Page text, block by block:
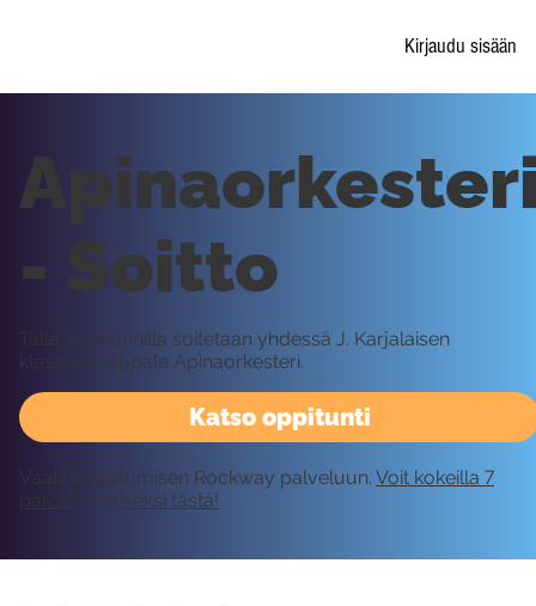
Kirjaudu sisään
Katso oppitunti
- Soitto
Tällä oppitunnilla soitetaan yhdessä J. Karjalaisen
klassikkokappale Apinaorkesteri.
Vaatii kirjautumisen Rockway palveluun. Voit kokeilla 7
päivää ilmaiseksi tästä!